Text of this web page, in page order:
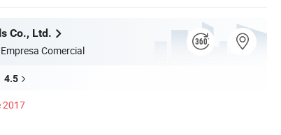
Co., Ltd.
Comercial
4.5
2017